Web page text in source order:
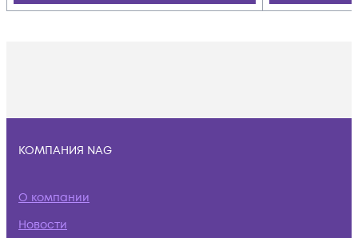
КОМПАНИЯ NAG
О компании
Новости